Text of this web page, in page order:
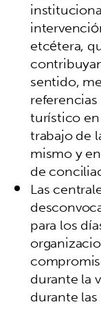
etcétera,
sentido,
turístico
trabajo de
mismo y
de
Las
para los
durante la
durante